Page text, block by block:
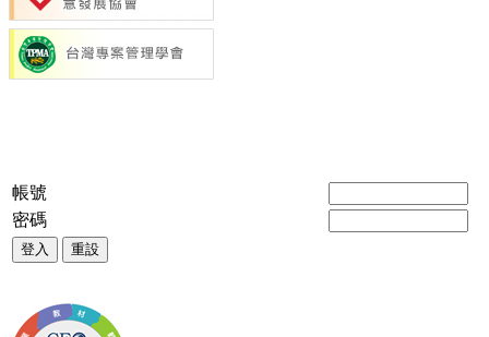
帳號
密碼
登入 重設